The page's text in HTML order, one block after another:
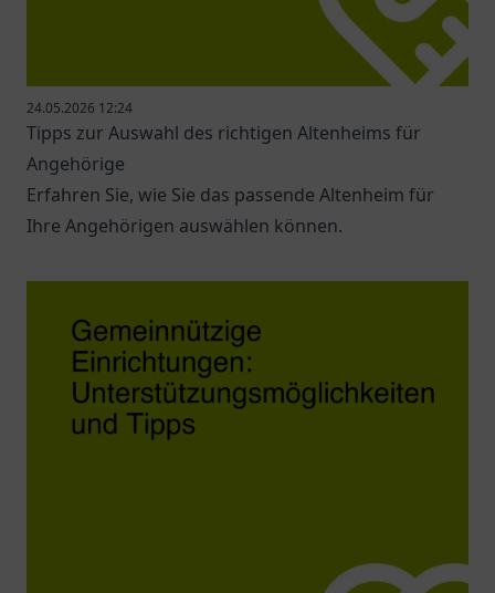
24.05.2026 12:24
Tipps zur Auswahl des richtigen Altenheims für
Angehörige
Erfahren Sie, wie Sie das passende Altenheim für
Ihre Angehörigen auswählen können.